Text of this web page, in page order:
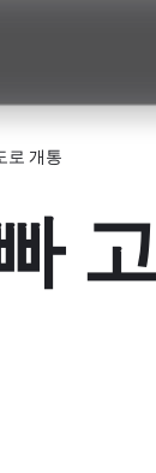
로 개통